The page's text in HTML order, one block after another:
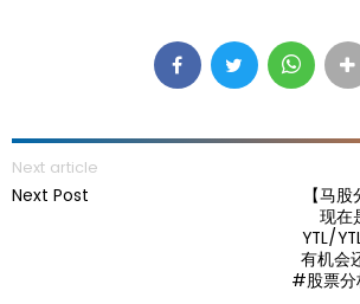
Next article
Next Post
【马
现在
YTL/
有机会
#股票